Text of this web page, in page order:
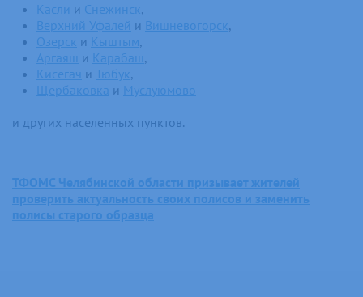
Касли и Снежинск,
Верхний Уфалей и Вишневогорск,
Озерск и Кыштым,
Аргаяш и Карабаш,
Кисегач и Тюбук,
Щербаковка и Муслуюмово
и других населенных пунктов.
ТФОМС Челябинской области призывает жителей
проверить актуальность своих полисов и заменить
полисы старого образца